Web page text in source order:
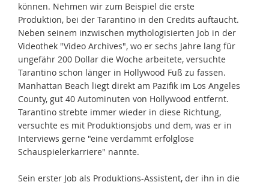
können. Nehmen wir zum Beispiel die erste
Produktion, bei der Tarantino in den Credits auftaucht.
Neben seinem inzwischen mythologisierten Job in der
Videothek "Video Archives", wo er sechs Jahre lang für
ungefähr 200 Dollar die Woche arbeitete, versuchte
Tarantino schon länger in Hollywood Fuß zu fassen.
Manhattan Beach liegt direkt am Pazifik im Los Angeles
County, gut 40 Autominuten von Hollywood entfernt.
Tarantino strebte immer wieder in diese Richtung,
versuchte es mit Produktionsjobs und dem, was er in
Interviews gerne "eine verdammt erfolglose
Schauspielerkarriere" nannte.
Sein erster Job als Produktions-Assistent, der ihn in die